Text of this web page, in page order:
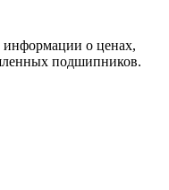
информации о ценах,
подшипников.